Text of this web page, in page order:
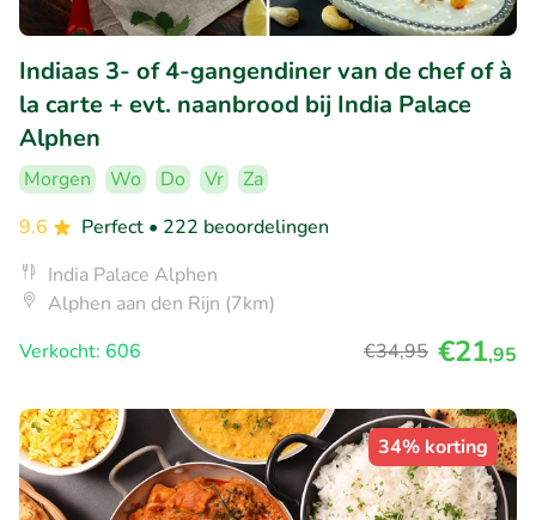
Indiaas 3- of 4-gangendiner van de chef of à
la carte + evt. naanbrood bij India Palace
Alphen
Morgen Wo Do Vr
Za
9.6
Perfect • 222 beoordelingen
India Palace Alphen
Alphen aan den Rijn (7km)
Verkocht: 606
€34,95 €21,95
34% korting